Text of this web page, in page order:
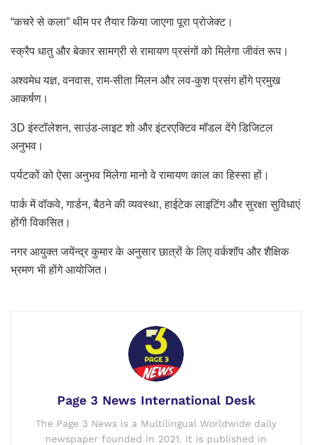
“कचरे से कला” थीम पर तैयार किया जाएगा पूरा प्रोजेक्ट।
स्क्रैप धातु और बेकार सामग्री से रामायण प्रसंगों को मिलेगा जीवंत रूप।
अश्वमेध यज्ञ, वनवास, राम-सीता मिलन और लव-कुश प्रसंग होंगे प्रमुख
आकर्षण।
3D इंस्टॉलेशन, साउंड-लाइट शो और इंटरएक्टिव मॉडल देंगे डिजिटल
अनुभव।
पर्यटकों को ऐसा अनुभव मिलेगा मानो वे रामायण काल का हिस्सा हों।
पार्क में वॉकवे, गार्डन, बैठने की व्यवस्था, हाईटेक लाइटिंग और सुरक्षा सुविधाएं
होंगी विकसित।
नगर आयुक्त जयेंन्द्र कुमार के अनुसार छात्रों के लिए वर्कशॉप और शैक्षिक
भ्रमण भी होंगे आयोजित।
Page 3 News International Desk
The Page 3 News is a Multilingual Worldwide daily
newspaper founded in 2021. It is published in